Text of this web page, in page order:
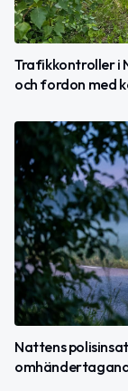
Trafikkontroller i
och fordon med
Nattens